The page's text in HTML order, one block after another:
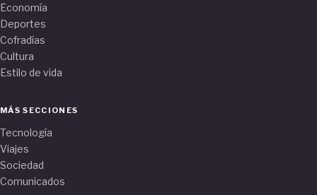
Economía
Deportes
Cofradías
Cultura
Estilo de vida
MÁS SECCIONES
Tecnología
Viajes
Sociedad
Comunicados